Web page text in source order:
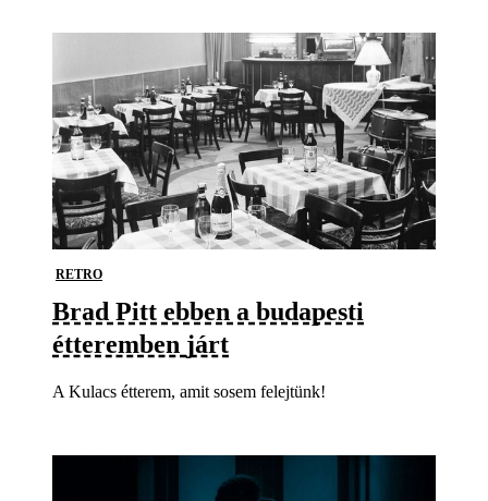
RETRO
Brad Pitt ebben a budapesti
étteremben járt
A Kulacs étterem, amit sosem felejtünk!